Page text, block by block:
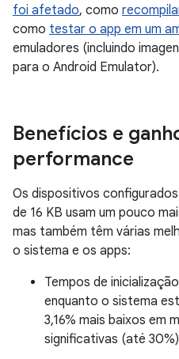
foi afetado, como
como testar o app em um
emuladores (incluindo
para o Android Emulator).
Benefícios e
performance
Os dispositivos
de 16 KB usam um pouco
mas também têm várias
o sistema e os apps:
Tempos de
enquanto o sistema
3,16% mais baixos em
significativas (até